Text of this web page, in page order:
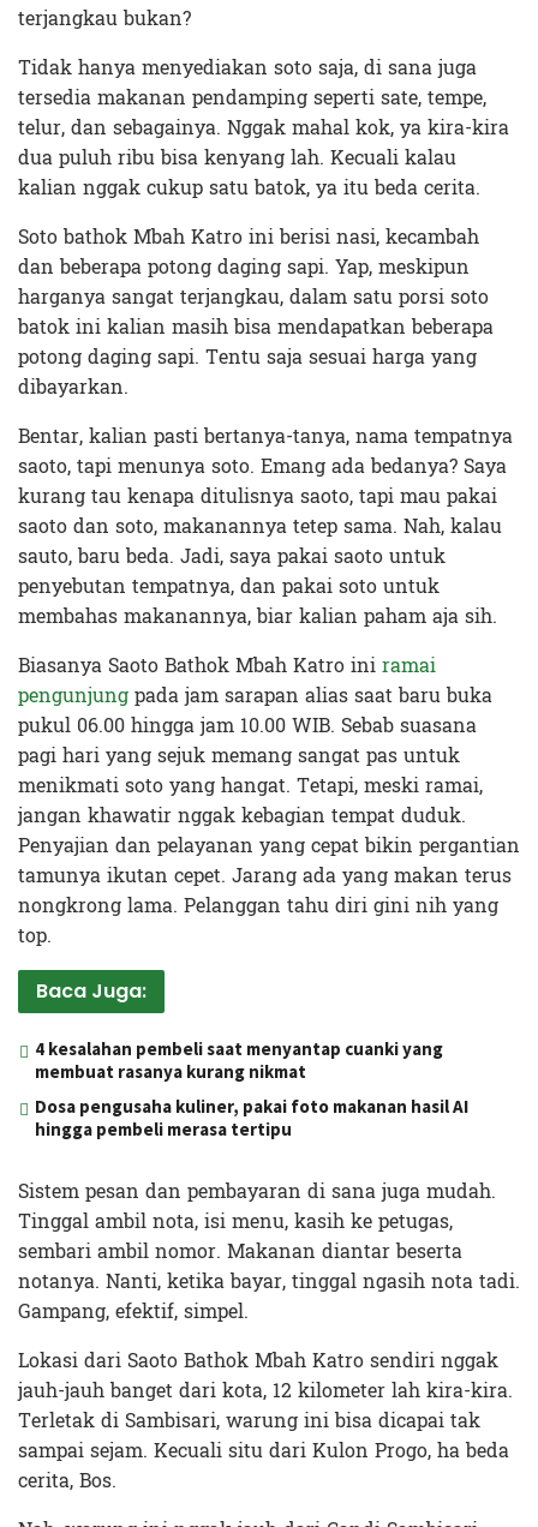
terjangkau bukan?
Tidak hanya menyediakan soto saja, di sana juga
tersedia makanan pendamping seperti sate, tempe,
telur, dan sebagainya. Nggak mahal kok, ya kira-kira
dua puluh ribu bisa kenyang lah. Kecuali kalau
kalian nggak cukup satu batok, ya itu beda cerita.
Soto bathok Mbah Katro ini berisi nasi, kecambah
dan beberapa potong daging sapi. Yap, meskipun
harganya sangat terjangkau, dalam satu porsi soto
batok ini kalian masih bisa mendapatkan beberapa
potong daging sapi. Tentu saja sesuai harga yang
dibayarkan.
Bentar, kalian pasti bertanya-tanya, nama tempatnya
saoto, tapi menunya soto. Emang ada bedanya? Saya
kurang tau kenapa ditulisnya saoto, tapi mau pakai
saoto dan soto, makanannya tetep sama. Nah, kalau
sauto, baru beda. Jadi, saya pakai saoto untuk
penyebutan tempatnya, dan pakai soto untuk
membahas makanannya, biar kalian paham aja sih.
Biasanya Saoto Bathok Mbah Katro iniramai
pengunjungpada jam sarapan alias saat baru buka
pukul 06.00 hingga jam 10.00 WIB. Sebab suasana
pagi hari yang sejuk memang sangat pas untuk
menikmati soto yang hangat. Tetapi, meski ramai,
jangan khawatir nggak kebagian tempat duduk.
Penyajian dan pelayanan yang cepat bikin pergantian
tamunya ikutan cepet. Jarang ada yang makan terus
nongkrong lama. Pelanggan tahu diri gini nih yang
top.
Baca Juga:
4 kesalahan pembeli saat menyantap cuanki yang
membuat rasanya kurang nikmat
Dosa pengusaha kuliner, pakai foto makanan hasil AI
hingga pembeli merasa tertipu
Sistem pesan dan pembayaran di sana juga mudah.
Tinggal ambil nota, isi menu, kasih ke petugas,
sembari ambil nomor. Makanan diantar beserta
notanya. Nanti, ketika bayar, tinggal ngasih nota tadi.
Gampang, efektif, simpel.
Lokasi dari Saoto Bathok Mbah Katro sendiri nggak
jauh-jauh banget dari kota, 12 kilometer lah kira-kira.
Terletak di Sambisari, warung ini bisa dicapai tak
sampai sejam. Kecuali situ dari Kulon Progo, ha beda
cerita, Bos.